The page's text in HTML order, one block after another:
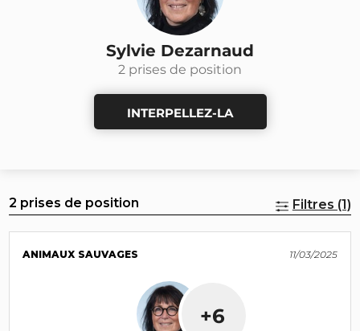
Sylvie Dezarnaud
2 prises de position
INTERPELLEZ-LA
2 prises de position Filtres (1)
ANIMAUX SAUVAGES 11/03/2025
+6